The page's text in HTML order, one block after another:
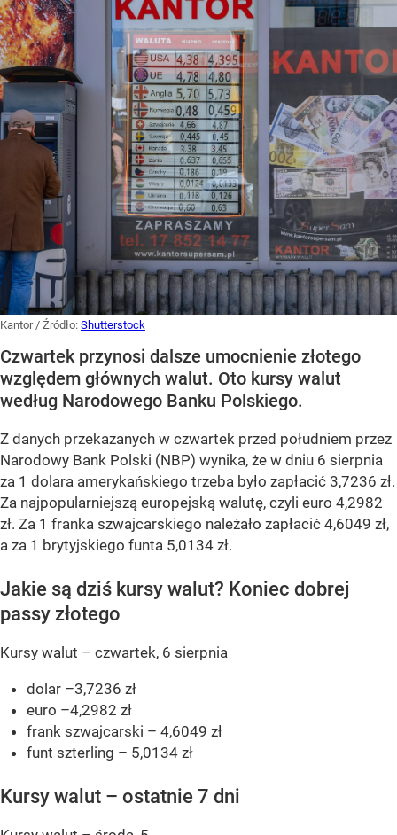
Kantor/ Źródło: Shutterstock
Czwartek przynosi dalsze umocnienie złotego
względem głównych walut. Oto kursy walut
według Narodowego Banku Polskiego.
Z danych przekazanych w czwartek przed południem przez
Narodowy Bank Polski (NBP) wynika, że w dniu 6 sierpnia
za 1 dolara amerykańskiego trzeba było zapłacić 3,7236 zł.
Za najpopularniejszą europejską walutę, czyli euro 4,2982
zł. Za 1 franka szwajcarskiego należało zapłacić 4,6049 zł,
a za 1 brytyjskiego funta 5,0134 zł.
Jakie są dziś kursy walut? Koniec dobrej
passy złotego
Kursy walut – czwartek, 6 sierpnia
dolar –3,7236 zł
euro –4,2982 zł
frank szwajcarski – 4,6049 zł
funt szterling – 5,0134 zł
Kursy walut – ostatnie 7 dni